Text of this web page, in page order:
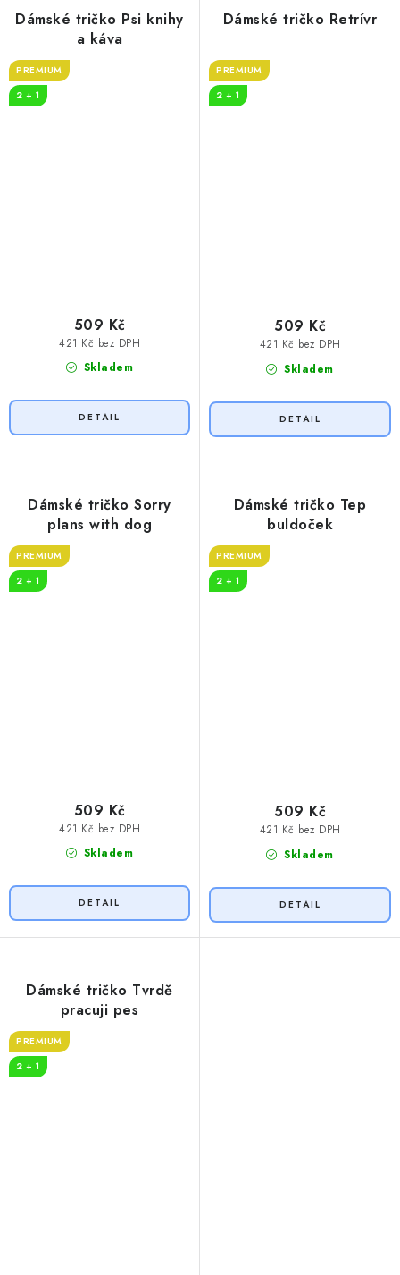
Dámské tričko Psi knihy
a káva
PREMIUM
2 + 1
Skladem
421 Kč bez DPH
509 Kč
Dámské tričko Retrívr
PREMIUM
2 + 1
Skladem
421 Kč bez DPH
509 Kč
Dámské tričko Sorry
plans with dog
PREMIUM
2 + 1
Skladem
421 Kč bez DPH
509 Kč
Dámské tričko Tep
buldoček
PREMIUM
2 + 1
Skladem
421 Kč bez DPH
509 Kč
Dámské tričko Tvrdě
pracuji pes
PREMIUM
2 + 1